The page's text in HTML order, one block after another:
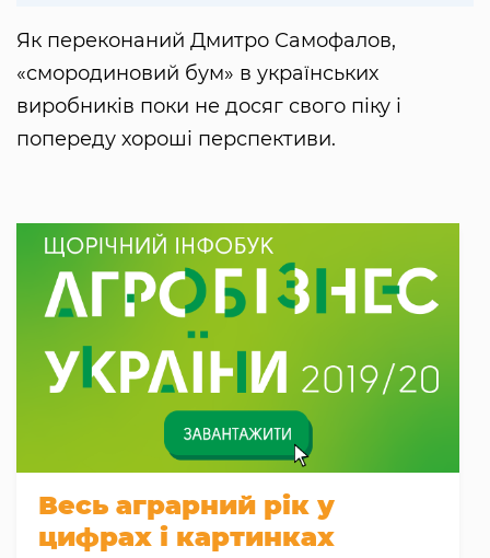
Як переконаний Дмитро Самофалов,
«смородиновий бум» в українських
виробників поки не досяг свого піку і
попереду хороші перспективи.
Весь аграрний рік у
цифрах і картинках